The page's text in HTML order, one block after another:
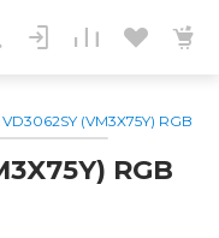
VD3062SY (VM3X75Y) RGB
RGB